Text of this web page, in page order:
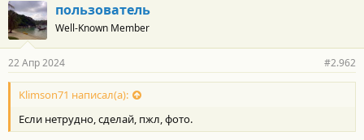
пользователь
Well-Known Member
22 Апр 2024 #2.962
Klimson71 написал(а):
Если нетрудно, сделай, пжл, фото.